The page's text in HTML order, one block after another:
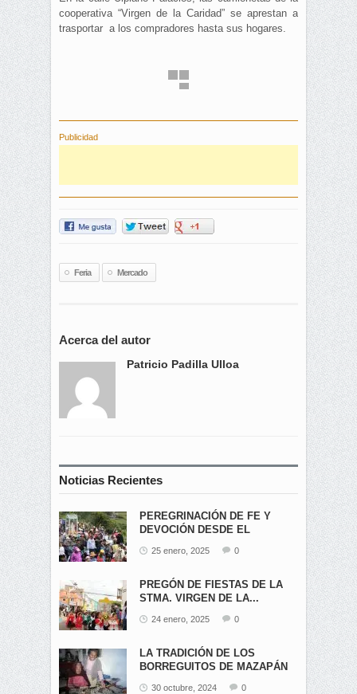
cooperativa “Virgen de la Caridad” se aprestan a
trasportar a los compradores hasta sus hogares.
Publicidad
Feria Mercado
Acerca del autor
Patricio Padilla Ulloa
Noticias Recientes
PEREGRINACIÓN DE FE Y
DEVOCIÓN DESDE EL
25 enero, 2025 0
PREGÓN DE FIESTAS DE LA
STMA. VIRGEN DE LA...
24 enero, 2025 0
LA TRADICIÓN DE LOS
BORREGUITOS DE MAZAPÁN
30 octubre, 2024 0